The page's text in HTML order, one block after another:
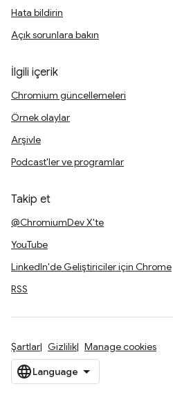
Hata bildirin
Açık sorunlara bakın
İlgili içerik
Chromium güncellemeleri
Örnek olaylar
Arşivle
Podcast'ler ve programlar
Takip et
@ChromiumDev X'te
YouTube
LinkedIn'de Geliştiriciler için Chrome
RSS
Şartlar Gizlilik Manage cookies